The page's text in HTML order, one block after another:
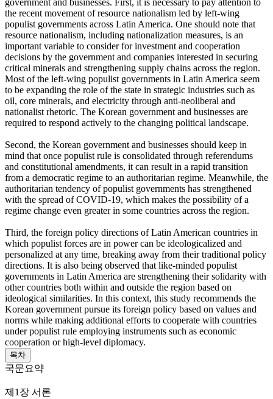
government and businesses. First, it is necessary to pay attention to
the recent movement of resource nationalism led by left-wing
populist governments across Latin America. One should note that
resource nationalism, including nationalization measures, is an
important variable to consider for investment and cooperation
decisions by the government and companies interested in securing
critical minerals and strengthening supply chains across the region.
Most of the left-wing populist governments in Latin America seem
to be expanding the role of the state in strategic industries such as
oil, core minerals, and electricity through anti-neoliberal and
nationalist rhetoric. The Korean government and businesses are
required to respond actively to the changing political landscape.
Second, the Korean government and businesses should keep in
mind that once populist rule is consolidated through referendums
and constitutional amendments, it can result in a rapid transition
from a democratic regime to an authoritarian regime. Meanwhile, the
authoritarian tendency of populist governments has strengthened
with the spread of COVID-19, which makes the possibility of a
regime change even greater in some countries across the region.
Third, the foreign policy directions of Latin American countries in
which populist forces are in power can be ideologicalized and
personalized at any time, breaking away from their traditional policy
directions. It is also being observed that like-minded populist
governments in Latin America are strengthening their solidarity with
other countries both within and outside the region based on
ideological similarities. In this context, this study recommends the
Korean government pursue its foreign policy based on values and
norms while making additional efforts to cooperate with countries
under populist rule employing instruments such as economic
cooperation or high-level diplomacy.
목차
국문요약
제1장 서론